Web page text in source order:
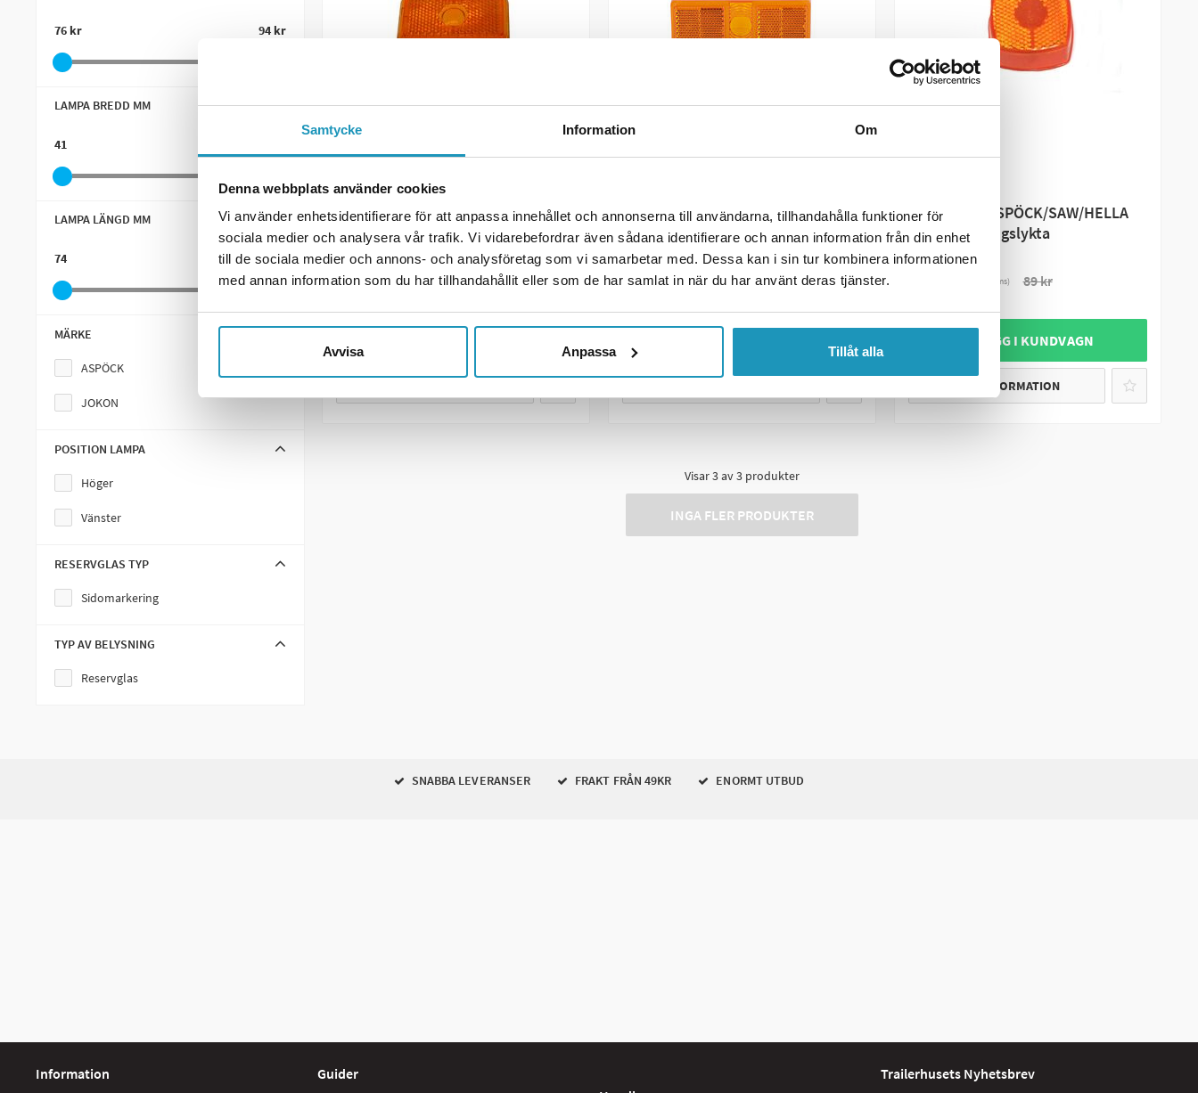
Samtycke Information Om
Denna webbplats använder cookies
Vi använder enhetsidentifierare för att anpassa innehållet och annonserna till användarna, tillhandahålla funktioner för
sociala medier och analysera vår trafik. Vi vidarebefordrar även sådana identifierare och annan information från din enhet
till de sociala medier och annons- och analysföretag som vi samarbetar med. Dessa kan i sin tur kombinera informationen
med annan information som du har tillhandahållit eller som de har samlat in när du har använt deras tjänster.
Avvisa Anpassa Tillåt alla
76 kr 94 kr
LAMPA BREDD MM
41
LAMPA LÄNGD MM
74 111
MÄRKE
ASPÖCK
JOKON
POSITION LAMPA
Höger
Vänster
RESERVGLAS TYP
Sidomarkering
TYP AV BELYSNING
Reservglas
SOMMARREA
VALERYD
Sidomarkeringslykta
L74xB45xH23 (till 3170008 &
3170015)
93 kr (ink. moms) 109 kr
Reservglas Aspöck/Sim/Talmu
sidomarkeringslykta 110x41
84 kr (ink. moms) 99 kr
Reservglas ASPÖCK/SAW/HELLA
sidomarkeringslykta
(ink. moms) 89 kr
+ LÄGG I KUNDVAGN
MER INFORMATION
Visar3av3produkter
INGA FLER PRODUKTER
SNABBA LEVERANSER FRAKT FRÅN 49KR ENORMT UTBUD
Information Guider Trailerhusets Nyhetsbrev